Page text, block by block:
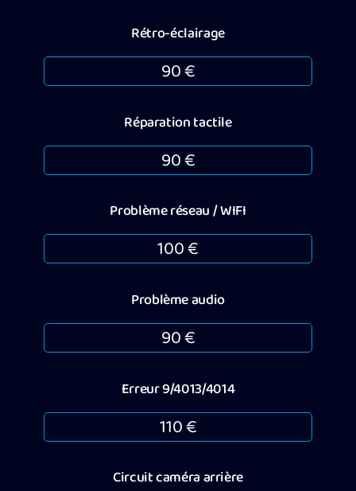
Rétro-éclairage
90 €
Réparation tactile
90 €
Problème réseau / WIFI
100 €
Problème audio
90 €
Erreur 9/4013/4014
110 €
Circuit caméra arrière